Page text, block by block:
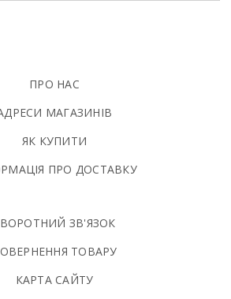
ПРО НАС
МАГАЗИНІВ
ЯК КУПИТИ
ПРО ДОСТАВКУ
ЗВ'ЯЗОК
ТОВАРУ
КАРТА САЙТУ